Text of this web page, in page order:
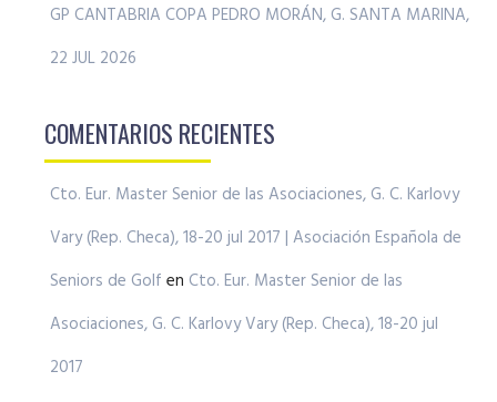
GP CANTABRIA COPA PEDRO MORÁN, G. SANTA MARINA,
22 JUL 2026
COMENTARIOS RECIENTES
Cto. Eur. Master Senior de las Asociaciones, G. C. Karlovy
Vary (Rep. Checa), 18-20 jul 2017 | Asociación Española de
Seniors de Golf en Cto. Eur. Master Senior de las
Asociaciones, G. C. Karlovy Vary (Rep. Checa), 18-20 jul
2017